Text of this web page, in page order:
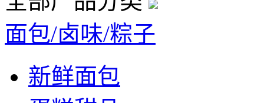
面包/卤味/粽子
新鲜面包